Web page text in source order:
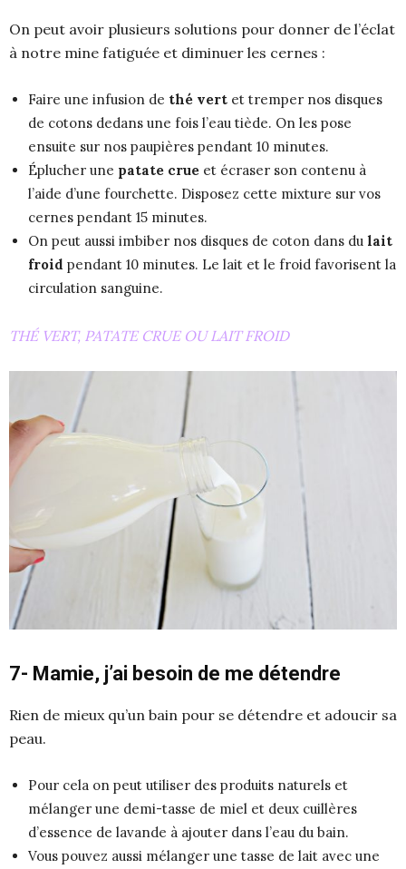
On peut avoir plusieurs solutions pour donner de l’éclat
à notre mine fatiguée et diminuer les cernes :
Faire une infusion de thé vert et tremper nos disques
de cotons dedans une fois l’eau tiède. On les pose
ensuite sur nos paupières pendant 10 minutes.
Éplucher une patate crue et écraser son contenu à
l’aide d’une fourchette. Disposez cette mixture sur vos
cernes pendant 15 minutes.
On peut aussi imbiber nos disques de coton dans du lait
froid pendant 10 minutes. Le lait et le froid favorisent la
circulation sanguine.
THÉ VERT, PATATE CRUE OU LAIT FROID
7- Mamie, j’ai besoin de me détendre
Rien de mieux qu’un bain pour se détendre et adoucir sa
peau.
Pour cela on peut utiliser des produits naturels et
mélanger une demi-tasse de miel et deux cuillères
d’essence de lavande à ajouter dans l’eau du bain.
Vous pouvez aussi mélanger une tasse de lait avec une